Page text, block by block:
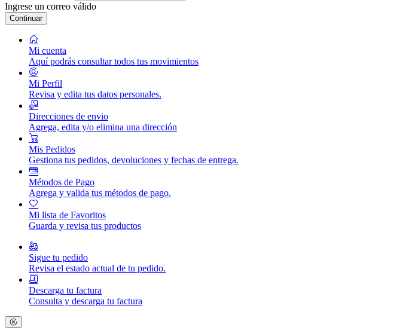
Ingrese un correo válido
Continuar
Mi cuenta
Aquí podrás consultar todos tus movimientos
Mi Perfil
Revisa y edita tus datos personales.
Direcciones de envio
Agrega, edita y/o elimina una dirección
Mis Pedidos
Gestiona tus pedidos, devoluciones y fechas de entrega.
Métodos de Pago
Agrega y valida tus métodos de pago.
Mi lista de Favoritos
Guarda y revisa tus productos
Sigue tu pedido
Revisa el estado actual de tu pedido.
Descarga tu factura
Consulta y descarga tu factura